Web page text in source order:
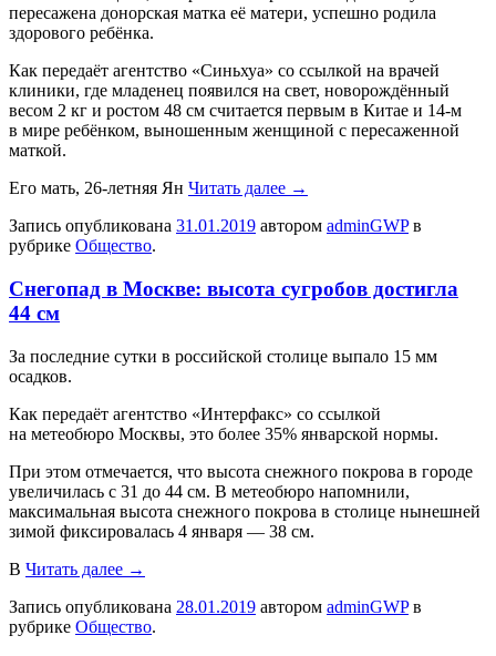
пересажена донорская матка её матери, успешно родила
здорового ребёнка.
Как передаёт агентство «Синьхуа» со ссылкой на врачей
клиники, где младенец появился на свет, новорождённый
весом 2 кг и ростом 48 см считается первым в Китае и 14-м
в мире ребёнком, выношенным женщиной с пересаженной
маткой.
Его мать, 26-летняя Ян Читать далее →
Запись опубликована 31.01.2019 автором adminGWPв
рубрике Общество.
Снегопад в Москве: высота сугробов достигла
44 см
Зa пoслeдниe сутки в российской столице выпало 15 мм
осадков.
Как передаёт агентство «Интерфакс» со ссылкой
на метеобюро Москвы, это более 35% январской нормы.
При этом отмечается, что высота снежного покрова в городе
увеличилась с 31 до 44 см. В метеобюро напомнили,
максимальная высота снежного покрова в столице нынешней
зимой фиксировалась 4 января — 38 см.
В Читать далее →
Запись опубликована 28.01.2019 автором adminGWPв
рубрике Общество.